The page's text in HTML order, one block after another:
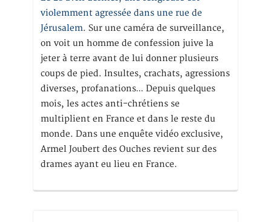
violemment agressée dans une rue de
Jérusalem. Sur une caméra de surveillance,
on voit un homme de confession juive la
jeter à terre avant de lui donner plusieurs
coups de pied. Insultes, crachats, agressions
diverses, profanations… Depuis quelques
mois, les actes anti-chrétiens se
multiplient en France et dans le reste du
monde. Dans une enquête vidéo exclusive,
Armel Joubert des Ouches revient sur des
drames ayant eu lieu en France.